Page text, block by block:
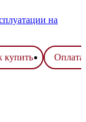
на
купить Оплата